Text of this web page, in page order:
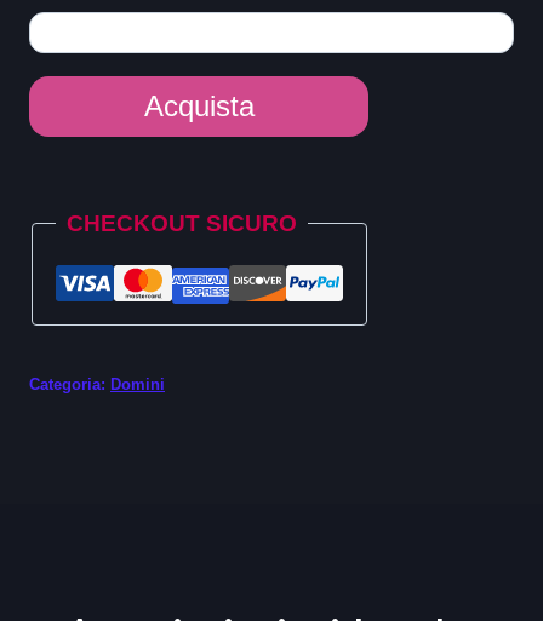
Dominio
.com.de
Acquista
CHECKOUT SICURO
Categoria: Domini